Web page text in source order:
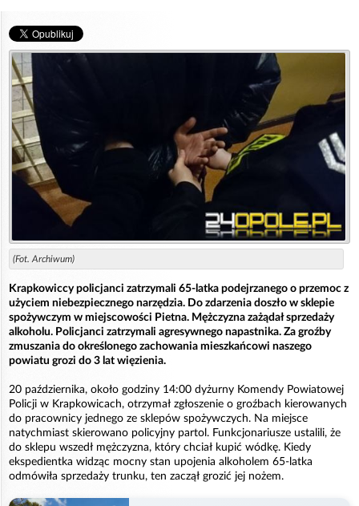
(Fot. Archiwum)
Krapkowiccy policjanci zatrzymali 65-latka podejrzanego o przemoc z
użyciem niebezpiecznego narzędzia. Do zdarzenia doszło w sklepie
spożywczym w miejscowości Pietna. Mężczyzna zażądał sprzedaży
alkoholu. Policjanci zatrzymali agresywnego napastnika. Za groźby
zmuszania do określonego zachowania mieszkańcowi naszego
powiatu grozi do 3 lat więzienia.
20 października, około godziny 14:00 dyżurny Komendy Powiatowej
Policji w Krapkowicach, otrzymał zgłoszenie o groźbach kierowanych
do pracownicy jednego ze sklepów spożywczych. Na miejsce
natychmiast skierowano policyjny partol. Funkcjonariusze ustalili, że
do sklepu wszedł mężczyzna, który chciał kupić wódkę. Kiedy
ekspedientka widząc mocny stan upojenia alkoholem 65-latka
odmówiła sprzedaży trunku, ten zaczął grozić jej nożem.